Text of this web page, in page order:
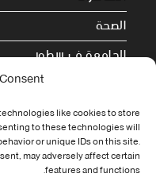
like cookies to store
to these technologies will
or unique IDs on this site.
may adversely affect certain
features and functions.
الصحة
الجامعة في سطور
Cookie Policy (EU)
معلومات الاتصال
Address:
جامعة العربي